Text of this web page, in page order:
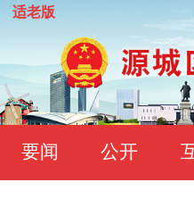
适老版
要闻 公开